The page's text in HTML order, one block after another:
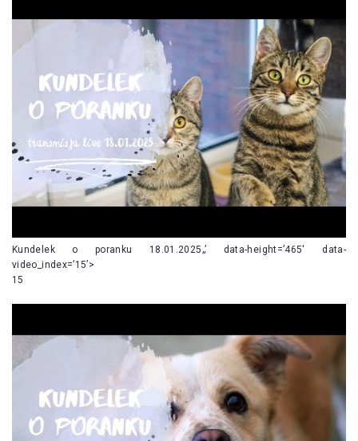
Kundelek o poranku 18.01.2025„’ data-height=’465′ data-
video_index=’15’>
15